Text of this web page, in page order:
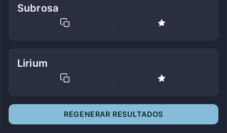
Subrosa
Lirium
REGENERAR RESULTADOS